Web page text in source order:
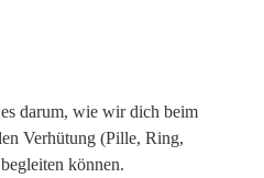
darum, wie wir dich beim
Verhütung (Pille, Ring,
können.